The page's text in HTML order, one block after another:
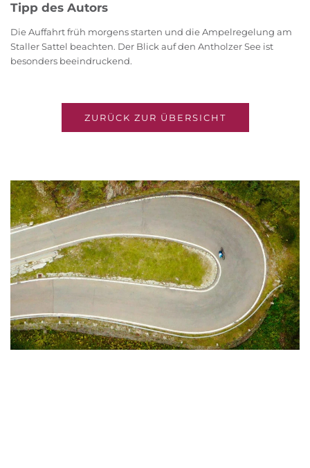
Tipp des Autors
Die Auffahrt früh morgens starten und die Ampelregelung am
Staller Sattel beachten. Der Blick auf den Antholzer See ist
besonders beeindruckend.
ZURÜCK ZUR ÜBERSICHT